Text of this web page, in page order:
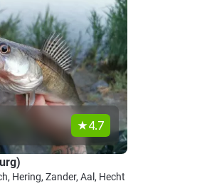
4.7
Hering, Zander, Aal, Hecht